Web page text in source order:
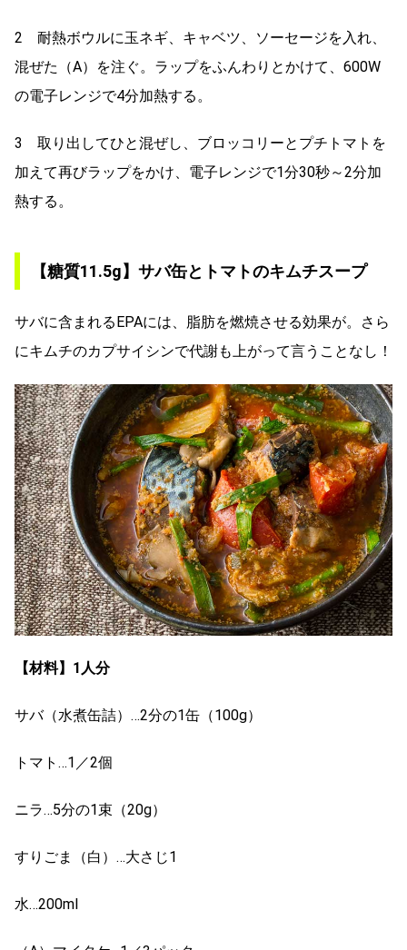
2 耐熱ボウルに玉ネギ、キャベツ、ソーセージを入れ、
混ぜた（A）を注ぐ。ラップをふんわりとかけて、600W
の電子レンジで4分加熱する。
3 取り出してひと混ぜし、ブロッコリーとプチトマトを
加えて再びラップをかけ、電子レンジで1分30秒～2分加
熱する。
【糖質11.5g】サバ缶とトマトのキムチスープ
サバに含まれるEPAには、脂肪を燃焼させる効果が。さら
にキムチのカプサイシンで代謝も上がって言うことなし！
【材料】1人分
サバ（水煮缶詰）…2分の1缶（100g）
トマト…1／2個
ニラ…5分の1束（20g）
すりごま（白）…大さじ1
水…200ml